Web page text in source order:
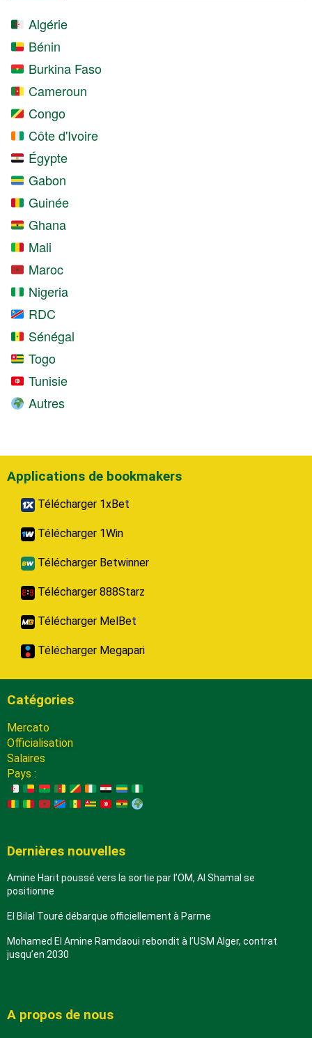
Algérie
Bénin
Burkina Faso
Cameroun
Congo
Côte d'Ivoire
Égypte
Gabon
Guinée
Ghana
Mali
Maroc
Nigeria
RDC
Sénégal
Togo
Tunisie
Autres
Applications de bookmakers
Télécharger 1xBet
Télécharger 1Win
Télécharger Betwinner
Télécharger 888Starz
Télécharger MelBet
Télécharger Megapari
Catégories
Mercato
Officialisation
Salaires
Pays :
Dernières nouvelles
Amine Harit poussé vers la sortie par l’OM, Al Shamal se
positionne
El Bilal Touré débarque officiellement à Parme
Mohamed El Amine Ramdaoui rebondit à l’USM Alger, contrat
jusqu’en 2030
A propos de nous